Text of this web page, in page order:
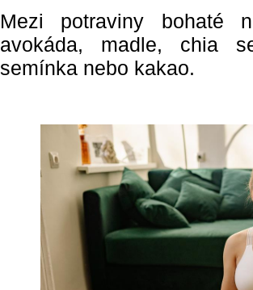
Mezi potraviny bohaté
avokáda, madle, chia
semínka nebo kakao.